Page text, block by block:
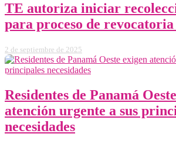
TE autoriza iniciar
para proceso de
2 de septiembre de 2025
Residentes de Panamá
atención urgente a sus
necesidades